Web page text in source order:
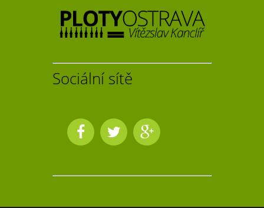
Sociální sítě